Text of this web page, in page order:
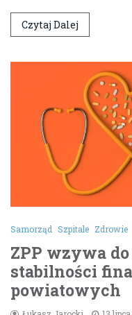
Czytaj Dalej
Samorząd Szpitale Zdrowie
ZPP wzywa
stabilności
powiatowych